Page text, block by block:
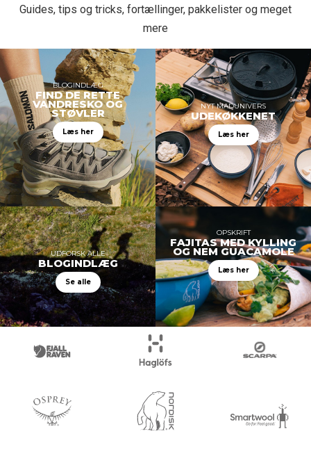
Guides, tips og tricks, fortællinger, pakkelister og meget
mere
BLOGINDLÆG
FIND DE RETTE
VANDRESKO OG
STØVLER
Læs her
NYT MADUNIVERS
UDEKØKKENET
Læs her
UDFORSK ALLE
BLOGINDLÆG
Se alle
OPSKRIFT
FAJITAS MED KYLLING
OG NEM GUACAMOLE
Læs her